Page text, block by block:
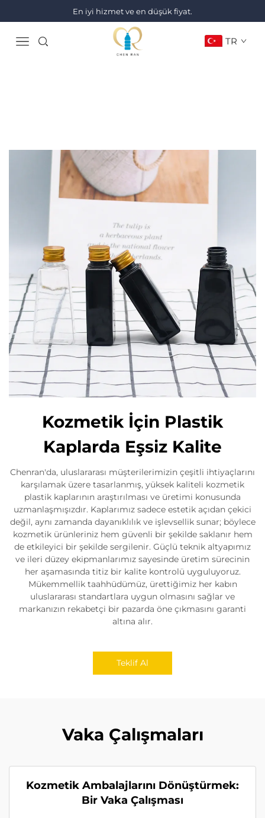
En iyi hizmet ve en düşük fiyat.
TR
Kozmetik İçin Plastik
Kaplarda Eşsiz Kalite
Chenran'da, uluslararası müşterilerimizin çeşitli ihtiyaçlarını
karşılamak üzere tasarlanmış, yüksek kaliteli kozmetik
plastik kaplarının araştırılması ve üretimi konusunda
uzmanlaşmışızdır. Kaplarımız sadece estetik açıdan çekici
değil, aynı zamanda dayanıklılık ve işlevsellik sunar; böylece
kozmetik ürünleriniz hem güvenli bir şekilde saklanır hem
de etkileyici bir şekilde sergilenir. Güçlü teknik altyapımız
ve ileri düzey ekipmanlarımız sayesinde üretim sürecinin
her aşamasında titiz bir kalite kontrolü uyguluyoruz.
Mükemmellik taahhüdümüz, ürettiğimiz her kabın
uluslararası standartlara uygun olmasını sağlar ve
markanızın rekabetçi bir pazarda öne çıkmasını garanti
altına alır.
Teklif Al
Vaka Çalışmaları
Kozmetik Ambalajlarını Dönüştürmek:
Bir Vaka Çalışması